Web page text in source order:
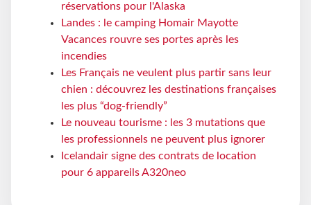
réservations pour l'Alaska
Landes : le camping Homair Mayotte
Vacances rouvre ses portes après les
incendies
Les Français ne veulent plus partir sans leur
chien : découvrez les destinations françaises
les plus “dog-friendly”
Le nouveau tourisme : les 3 mutations que
les professionnels ne peuvent plus ignorer
Icelandair signe des contrats de location
pour 6 appareils A320neo